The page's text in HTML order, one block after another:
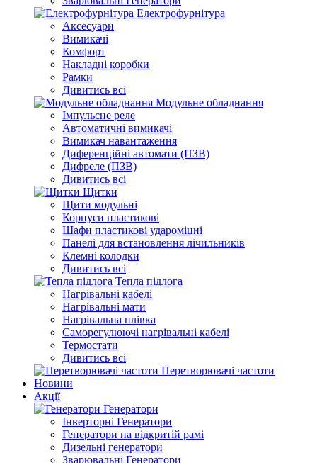
Електрофурнітура
Аксесуари
Вимикачі
Комфорт
Накладні коробки
Рамки
Дивитись всі
Модульне обладнання
Імпульсне реле
Автоматичні вимикачі
Вимикач навантаження
Диференційні автомати (ПЗВ)
Дифреле (ПЗВ)
Дивитись всі
Щитки
Щити модульні
Корпуси пластикові
Шафи пластикові удароміцні
Панелі для встановлення лічильників
Клемні колодки
Дивитись всі
Тепла підлога
Нагрівальні кабелі
Нагрівальні мати
Нагрівальна плівка
Саморегулюючі нагрівальні кабелі
Термостати
Дивитись всі
Перетворювачі частоти
Новини
Акції
Генератори
Інверторні Генератори
Генератори на відкритій рамі
Дизельні генератори
Зварювальні Генератори